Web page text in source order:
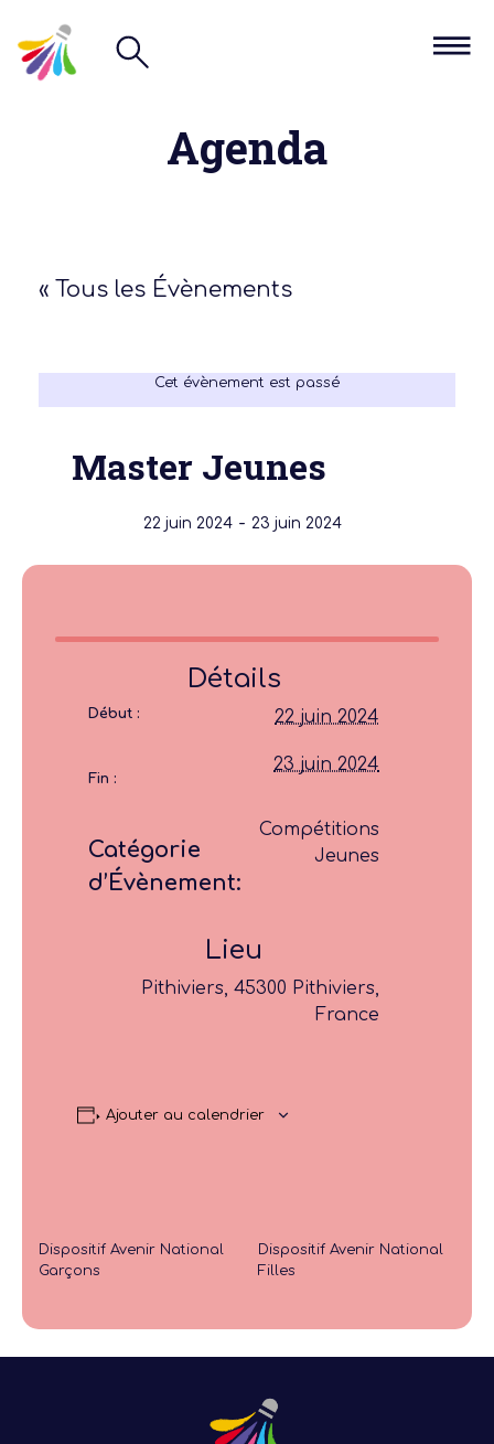
Agenda
« Tous les Évènements
Cet évènement est passé
Master Jeunes
22 juin 2024 - 23 juin 2024
Détails
Début : 22 juin 2024
Fin :
23 juin 2024
Catégorie
d’Évènement:
Compétitions
Jeunes
Lieu
Pithiviers, 45300 Pithiviers,
France
Ajouter au calendrier
Dispositif Avenir National
Garçons
Dispositif Avenir National
Filles